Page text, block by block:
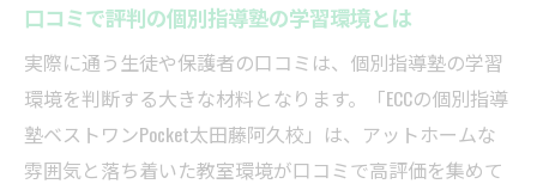
口コミで評判の個別指導塾の学習環境とは
実際に通う生徒や保護者の口コミは、個別指導塾の学習
環境を判断する大きな材料となります。「ECCの個別指導
塾ベストワンPocket太田藤阿久校」は、アットホームな
雰囲気と落ち着いた教室環境が口コミで高評価を集めて